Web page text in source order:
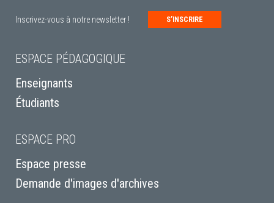
Inscrivez-vous à notre newsletter ! S’INSCRIRE
ESPACE PÉDAGOGIQUE
Enseignants
Étudiants
ESPACE PRO
Espace presse
Demande d'images d'archives